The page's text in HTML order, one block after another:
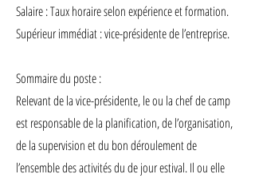
Salaire : Taux horaire selon expérience et formation.
Supérieur immédiat : vice-présidente de l’entreprise.
Sommaire du poste :
Relevant de la vice-présidente, le ou la chef de camp
est responsable de la planification, de l’organisation,
de la supervision et du bon déroulement de
l’ensemble des activités du de jour estival. Il ou elle